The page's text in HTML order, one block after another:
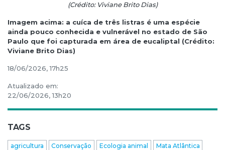
(Crédito: Viviane Brito Dias)
Imagem acima: a cuíca de três listras é uma espécie
ainda pouco conhecida e vulnerável no estado de São
Paulo que foi capturada em área de eucaliptal (Crédito:
Viviane Brito Dias)
18/06/2026, 17h25
Atualizado em:
22/06/2026, 13h20
TAGS
agricultura Conservação Ecologia animal Mata Atlântica